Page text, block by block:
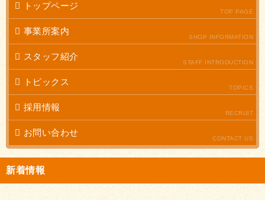
トップページ
TOP PAGE
事業所案内
SHOP INFORMATION
スタッフ紹介
STAFF INTRODUCTION
トピックス
TOPICS
採用情報
RECRUIT
お問い合わせ
CONTACT US
新着情報